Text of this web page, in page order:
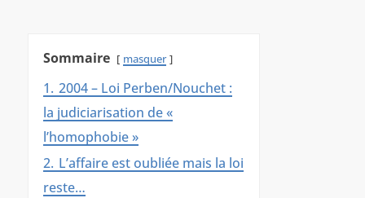
Sommaire masquer
1. 2004 – Loi Perben/Nouchet :
la judiciarisation de «
l’homophobie »
2. L’affaire est oubliée mais la loi
reste…